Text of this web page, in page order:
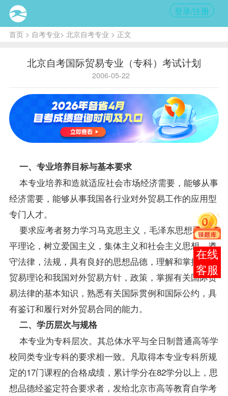
登录/注册
首页> 自考专业> 北京自考专业 > 正文
北京自考国际贸易专业（专科）考试计划
2006-05-22
一、专业培养目标与基本要求
本专业培养和造就适应社会市场经济需要，能够从事
经济需要，能够从事我国各行业对外贸易工作的应用型
专门人才。
要求应考者努力学习马克思主义，毛泽东思想和邓小
平理论，树立爱国主义，集体主义和社会主义思想，遵
守法律，法规，具有良好的思想品德，理解和掌握国际
贸易理论和我国对外贸易方针，政策，掌握有关国际贸
易法律的基本知识，熟悉有关国际贯例和国际公约，具
有鉴订和履行对外贸易合同的能力。
二、学历层次与规格
本专业为专科层次。其总体水平与全日制普通高等学
校同类专业专科的要求相一致。凡取得本专业专科所规
定的17门课程的合格成绩，累计学分在82学分以上，思
想品德经鉴定符合要求者，发给北京市高等教育自学考
报考
咨询